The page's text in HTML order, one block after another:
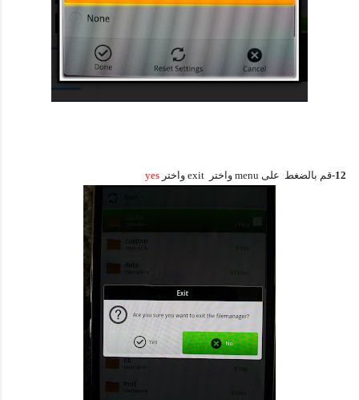
12-قم بالضغط على menu واختر exit واختر yes